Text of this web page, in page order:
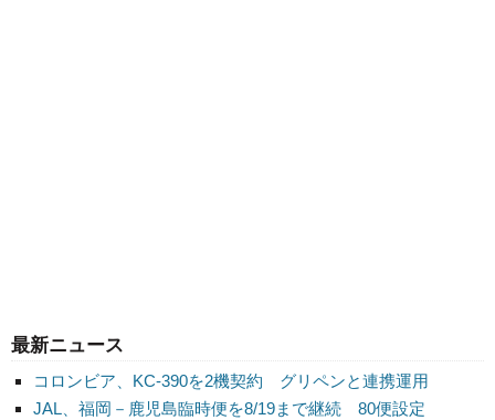
最新ニュース
コロンビア、KC-390を2機契約 グリペンと連携運用
JAL、福岡－鹿児島臨時便を8/19まで継続 80便設定